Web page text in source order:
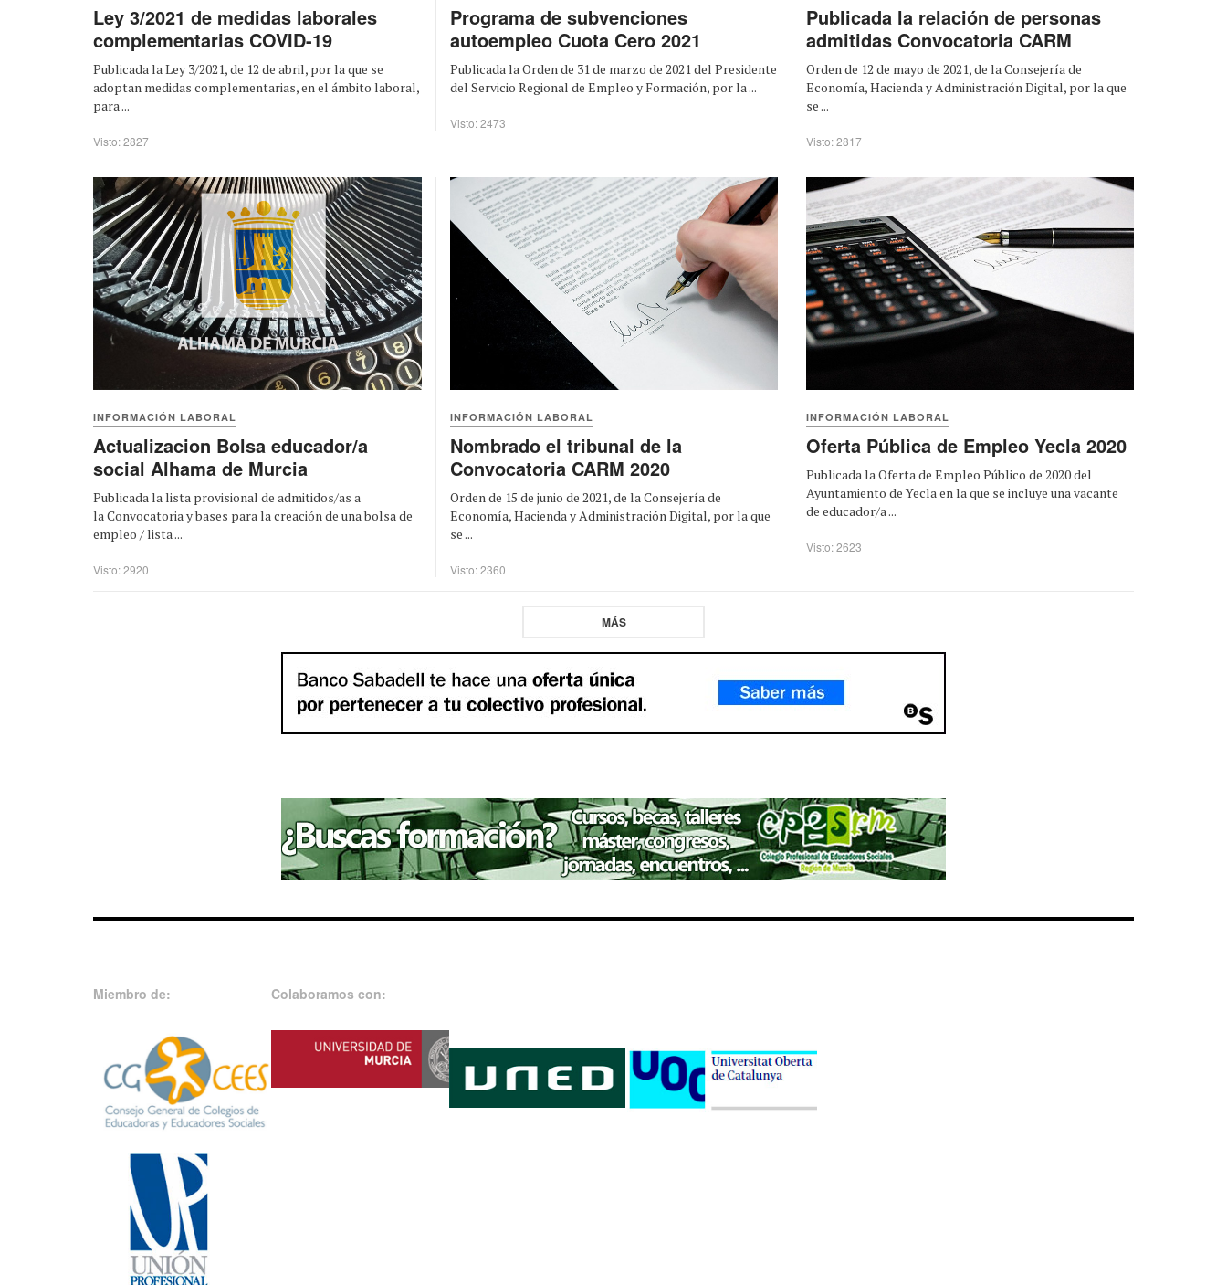
Ley 3/2021 de medidas laborales
complementarias COVID-19
Publicada la Ley 3/2021, de 12 de abril, por la que se
adoptan medidas complementarias, en el ámbito laboral,
para ...
Visto: 2827
Programa de subvenciones
autoempleo Cuota Cero 2021
Publicada la Orden de 31 de marzo de 2021 del Presidente
del Servicio Regional de Empleo y Formación, por la ...
Visto: 2473
Publicada la relación de personas
admitidas Convocatoria CARM
Orden de 12 de mayo de 2021, de la Consejería de
Economía, Hacienda y Administración Digital, por la que
se ...
Visto: 2817
INFORMACIÓN LABORAL
Actualizacion Bolsa educador/a
social Alhama de Murcia
Publicada la lista provisional de admitidos/as a
la Convocatoria y bases para la creación de una bolsa de
empleo / lista ...
Visto: 2920
INFORMACIÓN LABORAL
Nombrado el tribunal de la
Convocatoria CARM 2020
Orden de 15 de junio de 2021, de la Consejería de
Economía, Hacienda y Administración Digital, por la que
se ...
Visto: 2360
INFORMACIÓN LABORAL
Oferta Pública de Empleo Yecla 2020
Publicada la Oferta de Empleo Público de 2020 del
Ayuntamiento de Yecla en la que se incluye una vacante
de educador/a ...
Visto: 2623
MÁS
Miembro de: Colaboramos con: